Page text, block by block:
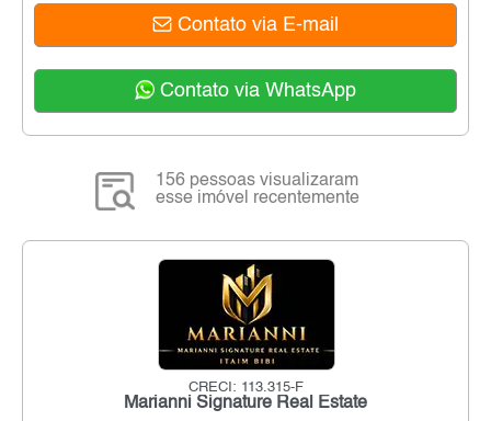
Contato via E-mail
Contato via WhatsApp
156 pessoas visualizaram
esse imóvel recentemente
CRECI: 113.315-F
Marianni Signature Real Estate